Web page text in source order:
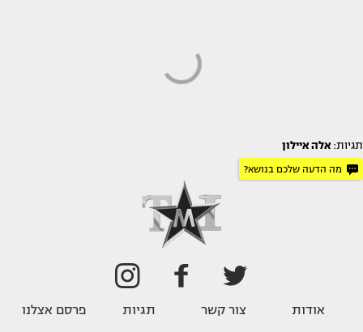
תגיות: אלה איילון
מה הדעה שלכם בנושא?
אודות צור קשר תגיות פרסם אצלנו